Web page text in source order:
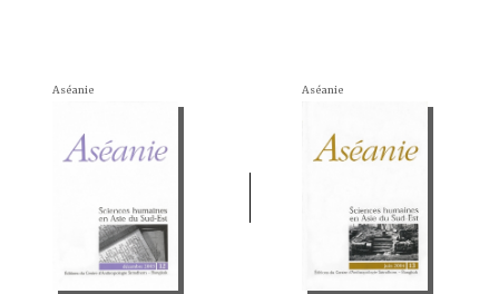
Aséanie Aséanie